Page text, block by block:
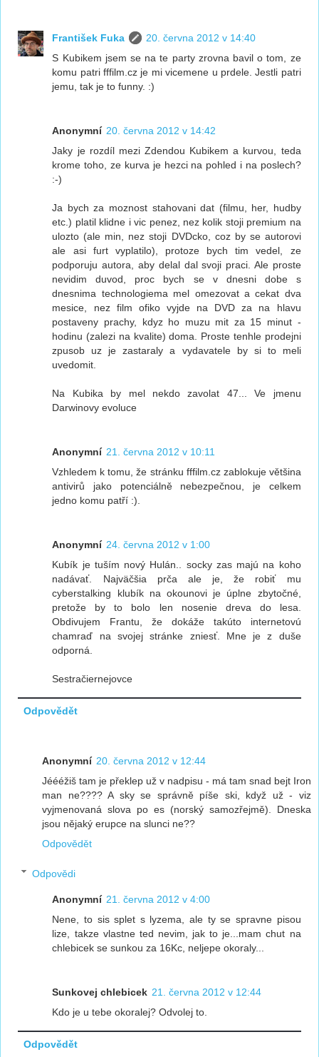
František Fuka
20. června 2012 v 14:40
S Kubikem jsem se na te party zrovna bavil o tom, ze
komu patri fffilm.cz je mi vicemene u prdele. Jestli patri
jemu, tak je to funny. :)
Anonymní 20. června 2012 v 14:42
Jaky je rozdíl mezi Zdendou Kubikem a kurvou, teda
krome toho, ze kurva je hezci na pohled i na poslech?
:-)
Ja bych za moznost stahovani dat (filmu, her, hudby
etc.) platil klidne i vic penez, nez kolik stoji premium na
ulozto (ale min, nez stoji DVDcko, coz by se autorovi
ale asi furt vyplatilo), protoze bych tim vedel, ze
podporuju autora, aby delal dal svoji praci. Ale proste
nevidim duvod, proc bych se v dnesni dobe s
dnesnima technologiema mel omezovat a cekat dva
mesice, nez film ofiko vyjde na DVD za na hlavu
postaveny prachy, kdyz ho muzu mit za 15 minut -
hodinu (zalezi na kvalite) doma. Proste tenhle prodejni
zpusob uz je zastaraly a vydavatele by si to meli
uvedomit.
Na Kubika by mel nekdo zavolat 47... Ve jmenu
Darwinovy evoluce
Anonymní 21. června 2012 v 10:11
Vzhledem k tomu, že stránku fffilm.cz zablokuje většina
antivirů jako potenciálně nebezpečnou, je celkem
jedno komu patří :).
Anonymní 24. června 2012 v 1:00
Kubík je tuším nový Hulán.. socky zas majú na koho
nadávať. Najväčšia prča ale je, že robiť mu
cyberstalking klubík na okounovi je úplne zbytočné,
pretože by to bolo len nosenie dreva do lesa.
Obdivujem Frantu, že dokáže takúto internetovú
chamraď na svojej stránke zniesť. Mne je z duše
odporná.
Sestračiernejovce
Odpovědět
Anonymní 20. června 2012 v 12:44
Jéééžiš tam je překlep už v nadpisu - má tam snad bejt Iron
man ne???? A sky se správně píše ski, když už - viz
vyjmenovaná slova po es (norský samozřejmě). Dneska
jsou nějaký erupce na slunci ne??
Odpovědět
Odpovědi
Anonymní 21. června 2012 v 4:00
Nene, to sis splet s lyzema, ale ty se spravne pisou
lize, takze vlastne ted nevim, jak to je...mam chut na
chlebicek se sunkou za 16Kc, neljepe okoraly...
Sunkovej chlebicek 21. června 2012 v 12:44
Kdo je u tebe okoralej? Odvolej to.
Odpovědět